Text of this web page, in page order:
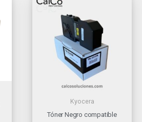
Kyocera
Tóner Negro compatible